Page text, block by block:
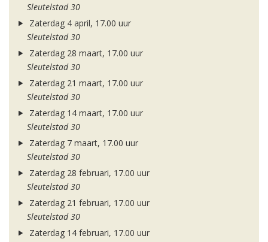
Sleutelstad 30
Zaterdag 4 april, 17.00 uur
Sleutelstad 30
Zaterdag 28 maart, 17.00 uur
Sleutelstad 30
Zaterdag 21 maart, 17.00 uur
Sleutelstad 30
Zaterdag 14 maart, 17.00 uur
Sleutelstad 30
Zaterdag 7 maart, 17.00 uur
Sleutelstad 30
Zaterdag 28 februari, 17.00 uur
Sleutelstad 30
Zaterdag 21 februari, 17.00 uur
Sleutelstad 30
Zaterdag 14 februari, 17.00 uur